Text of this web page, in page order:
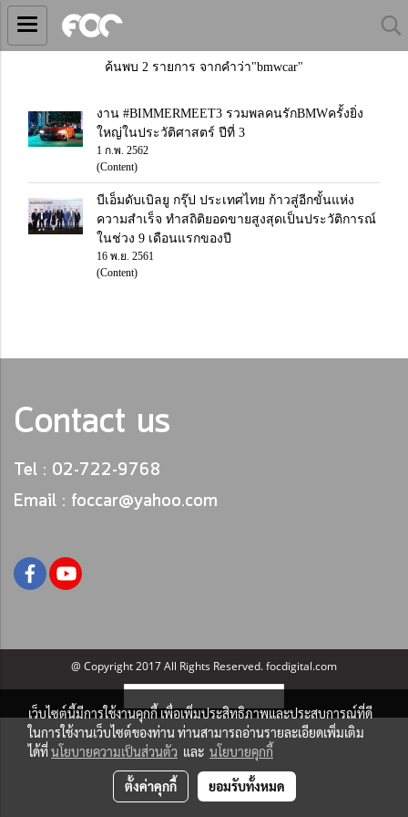
ค้นพบ 2 รายการ จากคำว่า"bmwcar"
งาน #BIMMERMEET3 รวมพลคนรักBMWครั้งยิ่ง
ใหญ่ในประวัติศาสตร์ ปีที่ 3
1 ก.พ. 2562
(Content)
บีเอ็มดับเบิลยู กรุ๊ป ประเทศไทย ก้าวสู่อีกขั้นแห่ง
ความสำเร็จ ทำสถิติยอดขายสูงสุดเป็นประวัติการณ์
ในช่วง 9 เดือนแรกของปี
16 พ.ย. 2561
(Content)
Contact us
Tel : 02-722-9768
Email : foccar@yahoo.com
@ Copyright 2017 All Rights Reserved. focdigital.com
เว็บไซต์นี้มีการใช้งานคุกกี้ เพื่อเพิ่มประสิทธิภาพและประสบการณ์ที่ดี
ในการใช้งานเว็บไซต์ของท่าน ท่านสามารถอ่านรายละเอียดเพิ่มเติม
ได้ที่นโยบายความเป็นส่วนตัว และ นโยบายคุกกี้
ตั้งค่าคุกกี้ ยอมรับทั้งหมด